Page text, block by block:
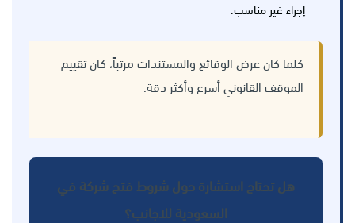
إجراء غير مناسب.
كلما كان عرض الوقائع والمستندات مرتباً، كان تقييم
الموقف القانوني أسرع وأكثر دقة.
هل تحتاج استشارة حول شروط فتح شركة في
السعودية للاجانب؟